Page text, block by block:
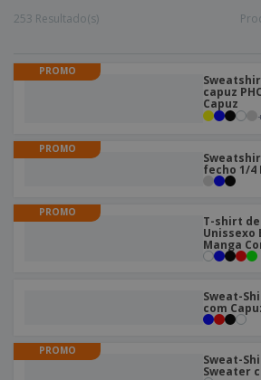
253 Resultado(s)
PROMO
capuz
Capuz
PROMO
fecho 1/4
PROMO
T-shirt
Unissexo
Manga
Sweat-
com
PROMO
Sweat-
Sweater